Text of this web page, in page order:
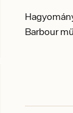
Barbour